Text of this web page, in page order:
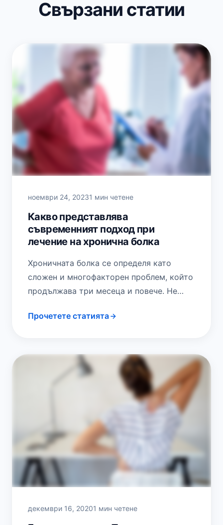
Свързани статии
ноември 24, 20231 мин четене
Какво представлява
съвременният подход при
лечение на хронична болка
Хроничната болка се определя като
сложен и многофакторен проблем, който
продължава три месеца и повече. Не
хроничната болка, докато в…
Прочетете статията
декември 16, 20201 мин четене